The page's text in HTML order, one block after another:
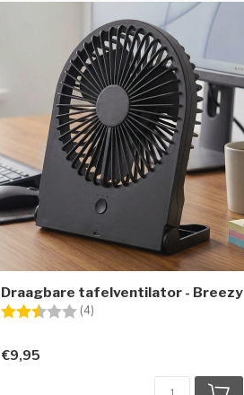
Draagbare tafelventilator - Breezy
Beoordeling: (4)
€9,95